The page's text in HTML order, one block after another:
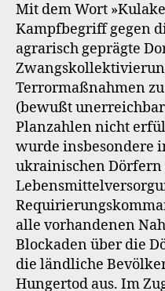
Mit dem Wort
Kampfbegriff gegen
agrarisch geprägte
Terrormaßnahmen
(bewußt
Planzahlen nicht
wurde insbesondere
ukrainischen Dörfern
alle vorhandenen
Blockaden über die
die ländliche
Hungertod aus. Im